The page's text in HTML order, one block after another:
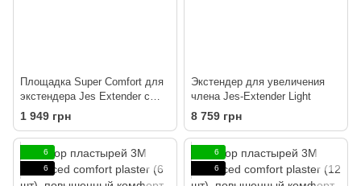
Площадка Super Comfort для
экстендера Jes Extender с
ремешком на липучке, очень
комфортная
1 949 грн
Экстендер для увеличения
члена Jes-Extender Light
8 759 грн
6
6
6
6